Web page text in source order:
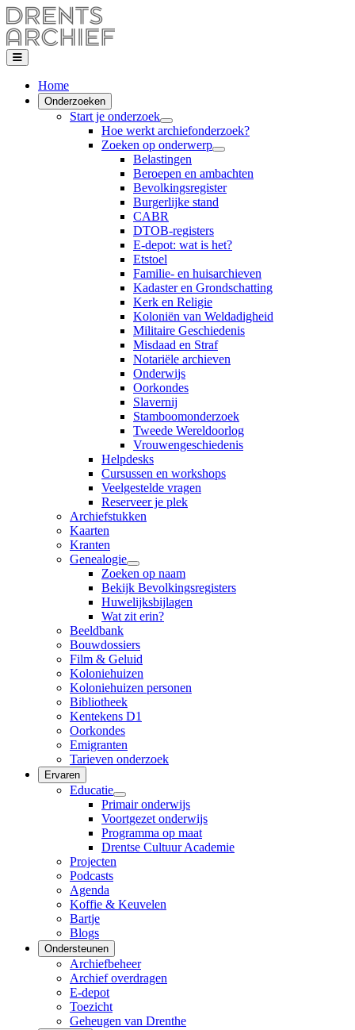
Home
Onderzoeken
Start je onderzoek
Hoe werkt archiefonderzoek?
Zoeken op onderwerp
Belastingen
Beroepen en ambachten
Bevolkingsregister
Burgerlijke stand
CABR
DTOB-registers
E-depot: wat is het?
Etstoel
Familie- en huisarchieven
Kadaster en Grondschatting
Kerk en Religie
Koloniën van Weldadigheid
Militaire Geschiedenis
Misdaad en Straf
Notariële archieven
Onderwijs
Oorkondes
Slavernij
Stamboomonderzoek
Tweede Wereldoorlog
Vrouwengeschiedenis
Helpdesks
Cursussen en workshops
Veelgestelde vragen
Reserveer je plek
Archiefstukken
Kaarten
Kranten
Genealogie
Zoeken op naam
Bekijk Bevolkingsregisters
Huwelijksbijlagen
Wat zit erin?
Beeldbank
Bouwdossiers
Film & Geluid
Koloniehuizen
Koloniehuizen personen
Bibliotheek
Kentekens D1
Oorkondes
Emigranten
Tarieven onderzoek
Ervaren
Educatie
Primair onderwijs
Voortgezet onderwijs
Programma op maat
Drentse Cultuur Academie
Projecten
Podcasts
Agenda
Koffie & Keuvelen
Bartje
Blogs
Ondersteunen
Archiefbeheer
Archief overdragen
E-depot
Toezicht
Geheugen van Drenthe